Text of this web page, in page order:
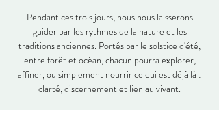
Pendant ces trois jours, nous nous laisserons
guider par les rythmes de la nature et les
traditions anciennes. Portés par le solstice d'été,
entre forêt et océan, chacun pourra explorer,
affiner, ou simplement nourrir ce qui est déjà là :
clarté, discernement et lien au vivant.